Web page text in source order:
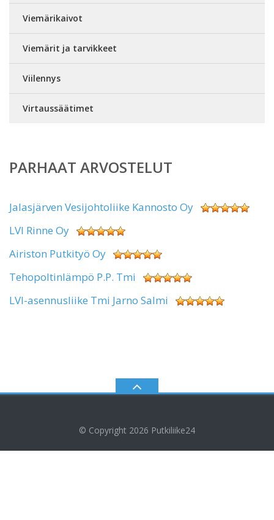
Viemärikaivot
Viemärit ja tarvikkeet
Viilennys
Virtaussäätimet
PARHAAT ARVOSTELUT
Jalasjärven Vesijohtoliike Kannosto Oy
LVI Rinne Oy
Airiston Putkityö Oy
Tehopoltinlämpö P.P. Tmi
LVI-asennusliike Tmi Jarno Salmi
© Copyright 2026 Putkiliike24